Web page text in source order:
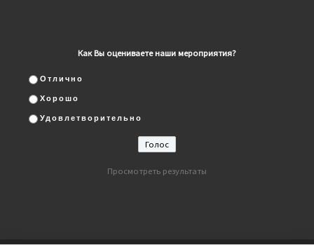
Как Вы оцениваете наши мероприятия?
Отлично
Хорошо
Удовлетворительно
Просмотреть результаты